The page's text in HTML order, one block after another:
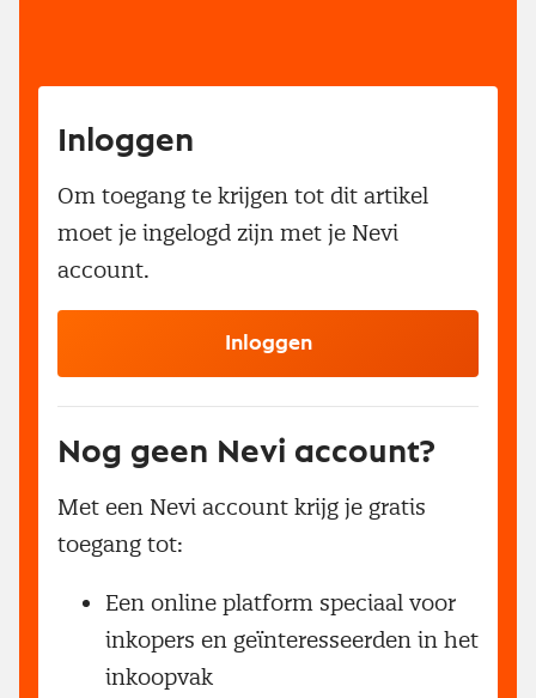
Inloggen
Om toegang te krijgen tot dit artikel
moet je ingelogd zijn met je Nevi
account.
Inloggen
Nog geen Nevi account?
Met een Nevi account krijg je gratis
toegang tot:
Een online platform speciaal voor
inkopers en geïnteresseerden in het
inkoopvak